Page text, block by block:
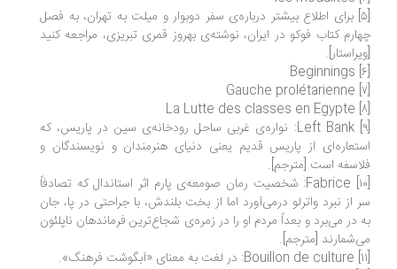
[۵] برای اطلاع بیشتر درباره‌ی سفر دوبوار و میلت به تهران، به فصل
کتاب فوکو در ایران، نوشته‌ی بهروز قمری تبریزی، مراجعه کنید
[۹] Left Bank: نواره‌ی غربی ساحل رودخانه‌ی سین در پاریس، که
از پاریس قدیم یعنی دنیای هنرمندان و نویسندگان و
است [مترجم].
[۱۰] Fabrice: شخصیت رمان صومعه‌ی پارم اثر استاندال که تصادفاً
از نبرد واترلو درمی‌آورد اما از بخت بلندش، با جراحتی در پا، جان
در می‌برد و بعداً مردم او را در زمره‌ی شجاع‌ترین فرماندهان ناپلئون
[مترجم].